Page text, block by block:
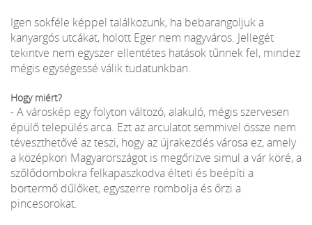
Igen sokféle képpel találkozunk, ha bebarangoljuk a
kanyargós utcákat, holott Eger nem nagyváros. Jellegét
tekintve nem egyszer ellentétes hatások tűnnek fel, mindez
mégis egységessé válik tudatunkban.
Hogy miért?
- A városkép egy folyton változó, alakuló, mégis szervesen
épülő település arca. Ezt az arculatot semmivel össze nem
téveszthetővé az teszi, hogy az újrakezdés városa ez, amely
a középkori Magyarországot is megőrizve simul a vár köré, a
szőlődombokra felkapaszkodva élteti és beépíti a
bortermő dűlőket, egyszerre rombolja és őrzi a
pincesorokat.